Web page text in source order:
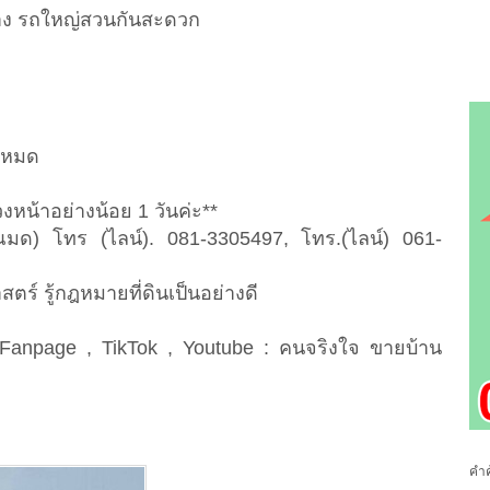
รถใหญ่สวนกันสะดวก
มด
หน้าอย่างน้อย 1 วันค่ะ**
) โทร (ไลน์). 081-3305497, โทร.(ไลน์) 061-
ตร์ รู้กฎหมายที่ดินเป็นอย่างดี
, TikTok , Youtube : คนจริงใจ ขายบ้าน
คำ